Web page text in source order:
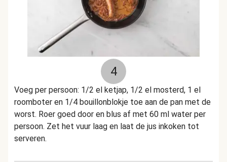
4
Voeg per persoon: 1/2 el ketjap, 1/2 el mosterd, 1 el
roomboter en 1/4 bouillonblokje toe aan de pan met de
worst. Roer goed door en blus af met 60 ml water per
persoon. Zet het vuur laag en laat de jus inkoken tot
serveren.